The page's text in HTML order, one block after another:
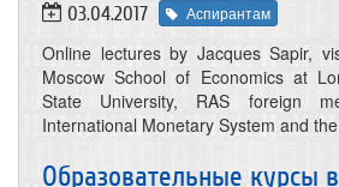
03.04.2017 Аспирантам
Online lectures by Jacques Sapir,
Moscow School of Economics at
State University, RAS foreign
International Monetary System and
Образовательные курсы